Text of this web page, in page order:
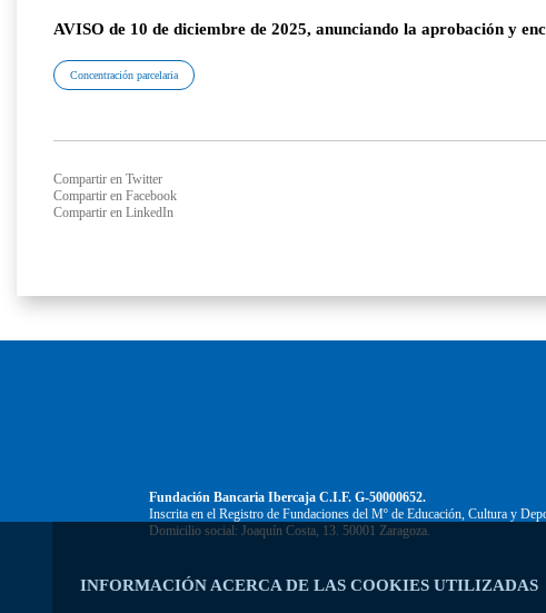
INFORMACIÓN ACERCA DE LAS COOKIES UTILIZADAS
AVISO de 10 de diciembre de 2025, anunciando la aprobación y
Concentración parcelaria
Compartir en Twitter
Compartir en Facebook
Compartir en LinkedIn
Fundación Bancaria Ibercaja C.I.F. G-50000652.
Inscrita en el Registro de Fundaciones del Mº de Educación, Cultura y
Domicilio social: Joaquín Costa, 13. 50001 Zaragoza.